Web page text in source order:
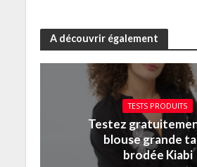
A découvrir également
TESTS PRODUITS
Testez
blouse grande
brodée Kiabi